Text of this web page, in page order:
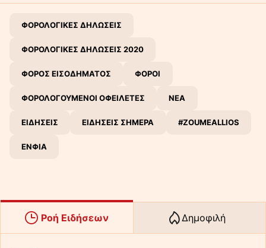
ΦΟΡΟΛΟΓΙΚΕΣ ΔΗΛΩΣΕΙΣ
ΦΟΡΟΛΟΓΙΚΕΣ ΔΗΛΩΣΕΙΣ 2020
ΦΟΡΟΣ ΕΙΣΟΔΗΜΑΤΟΣ ΦΟΡΟΙ
ΦΟΡΟΛΟΓΟΥΜΕΝΟΙ ΟΦΕΙΛΕΤΕΣ ΝΕΑ
ΕΙΔΗΣΕΙΣ ΕΙΔΗΣΕΙΣ ΣΗΜΕΡΑ #ZOUMEALLIOS
ΕΝΦΙΑ
Ροή Ειδήσεων Δημοφιλή